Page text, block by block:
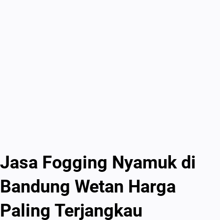
Jasa Fogging Nyamuk di
Bandung Wetan Harga
Paling Terjangkau